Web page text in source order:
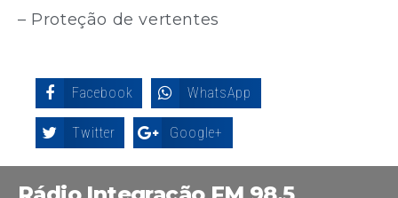
– Proteção de vertentes
Facebook WhatsApp
Twitter Google+